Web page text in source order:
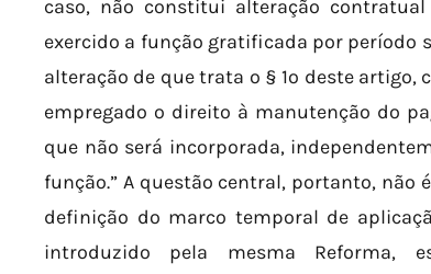
caso, não constitui alteração
exercido a função gratificada por período
alteração de que trata o § 1º deste
empregado o direito à manutenção do
que não será incorporada,
função.” A questão central, portanto,
definição do marco temporal de
introduzido pela mesma Reforma,